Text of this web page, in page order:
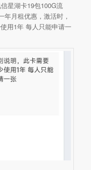
星湖卡19包100G流
年月租优惠，激活时，
用1年 每人只能申请一